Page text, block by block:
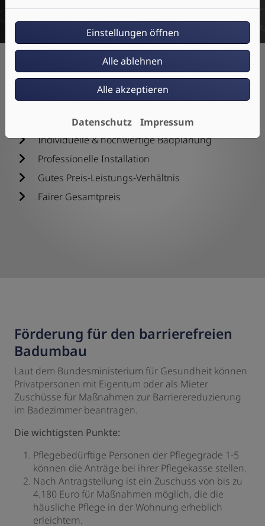
Individuelle & hochwertige Badplanung
Professionelle Installation
Gutes Preis-Leistungs-Verhältnis
Fairer Gesamtpreis
Förderung für den barrierefreien
Badumbau
Laut dem Bundesministerium für Gesundheit können
Privatpersonen mit Eigentum oder als Mieter
Zuschüsse für Maßnahmen zur Barrierereduzierung
im Badezimmer beantragen.
Die wichtigsten Punkte:
Pflegebedürftige Personen der Pflegegrade 1-5
können die Anträge bei ihrer Pflegekasse stellen.
Nach Antragstellung ist ein Zuschuss von bis zu
4.180 Euro für Maßnahmen möglich, die die
häusliche Pflege in der Wohnung erheblich
erleichtern.
Einstellungen öffnen
Alle ablehnen
Alle akzeptieren
Datenschutz Impressum